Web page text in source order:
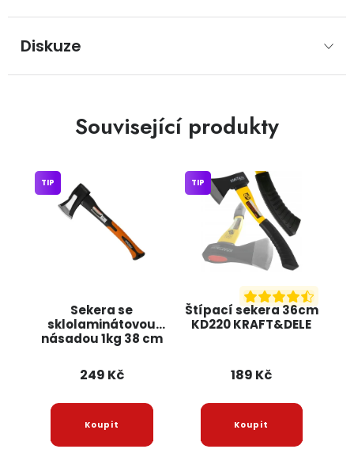
Diskuze
Související produkty
Sekera se
sklolaminátovou
násadou 1kg 38 cm
TIP
249 Kč
Štípací sekera 36cm
KD220 KRAFT&DELE
TIP
189 Kč